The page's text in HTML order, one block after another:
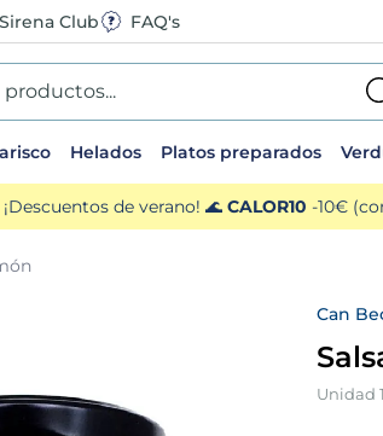
Club FAQ's
Helados Platos preparados
¡Descuentos de verano! 🌊 CALOR10 -10€
Can
Unidad